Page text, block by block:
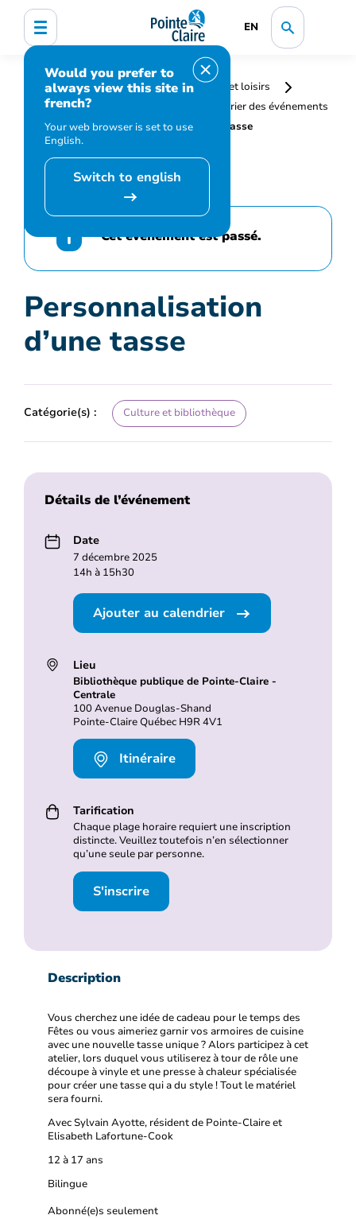
EN
Would you prefer to
always view this site in
french?
Your web browser is set to use
English.
Switch to english
Accueil
Bibliothèque, culture, sports et loisirs
Programmation et inscription
Calendrier des événements
et activités
Personnalisation d’une tasse
Cet événement est passé.
Personnalisation
d’une tasse
Catégorie(s) : Culture et bibliothèque
Détails de l’événement
Date
7 décembre 2025
14h à 15h30
Ajouter au calendrier
Lieu
Bibliothèque publique de Pointe-Claire -
Centrale
100 Avenue Douglas-Shand
Pointe-Claire Québec H9R 4V1
Itinéraire
Tarification
Chaque plage horaire requiert une inscription
distincte. Veuillez toutefois n’en sélectionner
qu’une seule par personne.
S'inscrire
Description
Vous cherchez une idée de cadeau pour le temps des
Fêtes ou vous aimeriez garnir vos armoires de cuisine
avec une nouvelle tasse unique ? Alors participez à cet
atelier, lors duquel vous utiliserez à tour de rôle une
découpe à vinyle et une presse à chaleur spécialisée
pour créer une tasse qui a du style ! Tout le matériel
sera fourni.
Avec Sylvain Ayotte, résident de Pointe-Claire et
Elisabeth Lafortune-Cook
12 à 17 ans
Bilingue
Abonné(e)s seulement